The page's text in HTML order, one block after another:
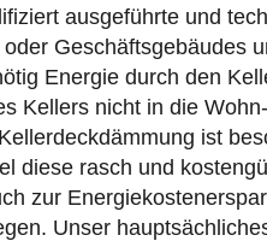
ausgeführte und
Geschäftsgebäudes
Energie durch den
Kellers nicht in die
ist
diese rasch und
zur
Unser